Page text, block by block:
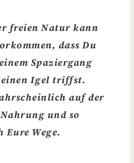
freien Natur kann
dass Du
Spaziergang
Igel triffst.
auf der
und so
Eure Wege.